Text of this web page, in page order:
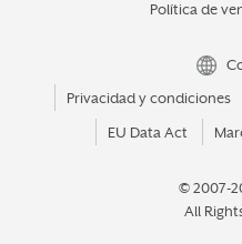
Política de
Privacidad y condiciones
EU Data Act
© 2007-
All